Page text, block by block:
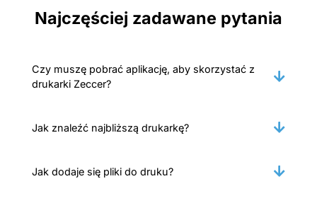
Najczęściej zadawane pytania
Czy muszę pobrać aplikację, aby skorzystać z
drukarki Zeccer?
Jak znaleźć najbliższą drukarkę?
Jak dodaje się pliki do druku?